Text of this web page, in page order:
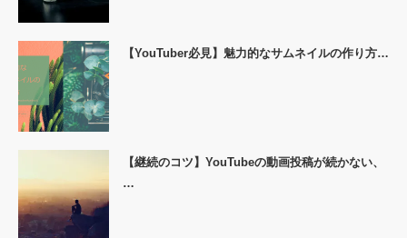
【YouTuber必見】魅力的なサムネイルの作り方…
【継続のコツ】YouTubeの動画投稿が続かない、
…